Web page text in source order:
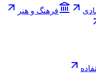
فرهنگ و هنر